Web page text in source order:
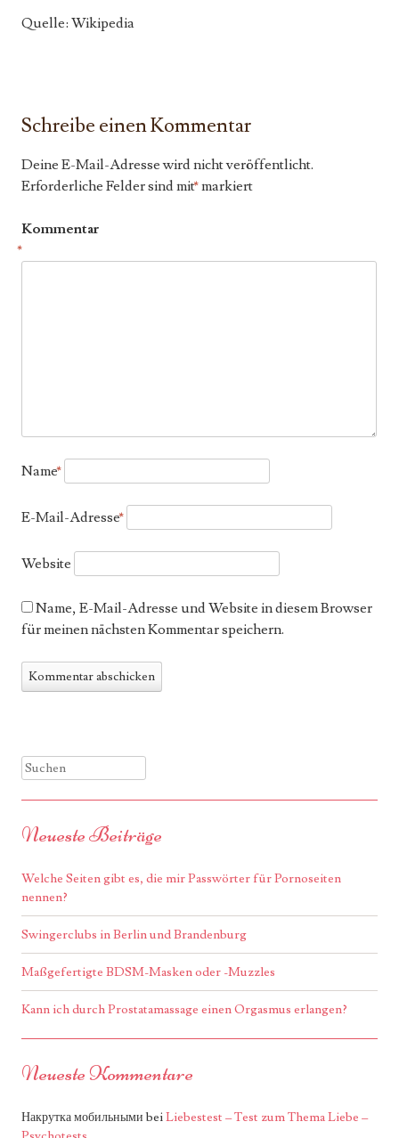
Quelle: Wikipedia
Schreibe einen Kommentar
Deine E-Mail-Adresse wird nicht veröffentlicht.
Erforderliche Felder sind mit*markiert
Kommentar
*
Name*
E-Mail-Adresse*
Website
Name, E-Mail-Adresse und Website in diesem Browser
für meinen nächsten Kommentar speichern.
Suchen
Neueste Beiträge
Welche Seiten gibt es, die mir Passwörter für Pornoseiten
nennen?
Swingerclubs in Berlin und Brandenburg
Maßgefertigte BDSM-Masken oder -Muzzles
Kann ich durch Prostatamassage einen Orgasmus erlangen?
Neueste Kommentare
Накрутка мобильнымиbeiLiebestest – Test zum Thema Liebe –